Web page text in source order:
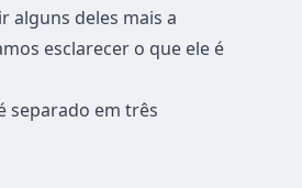
alguns deles mais a
esclarecer o que ele é
separado em três